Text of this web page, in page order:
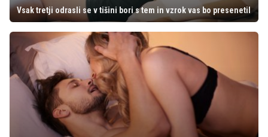
Vsak tretji odrasli se v tišini bori s tem in vzrok vas bo presenetil